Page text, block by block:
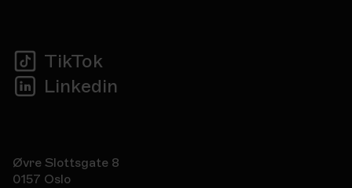
TikTok
Linkedin
Øvre Slottsgate 8
0157 Oslo